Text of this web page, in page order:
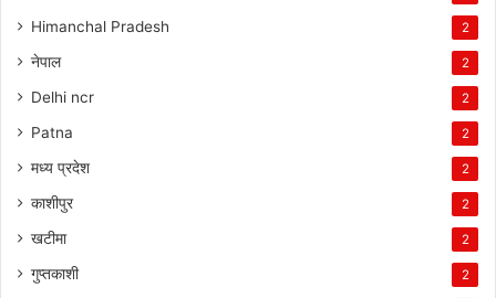
Himanchal Pradesh 2
नेपाल 2
Delhi ncr 2
Patna 2
मध्य प्रदेश 2
काशीपुर 2
खटीमा 2
गुप्तकाशी 2